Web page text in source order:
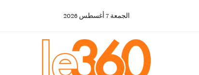
الجمعة 7 أغسطس 2026